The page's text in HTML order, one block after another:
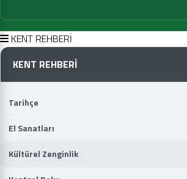
KENT REHBERİ
KENT REHBERİ
Tarihçe
El Sanatları
Kültürel Zenginlik